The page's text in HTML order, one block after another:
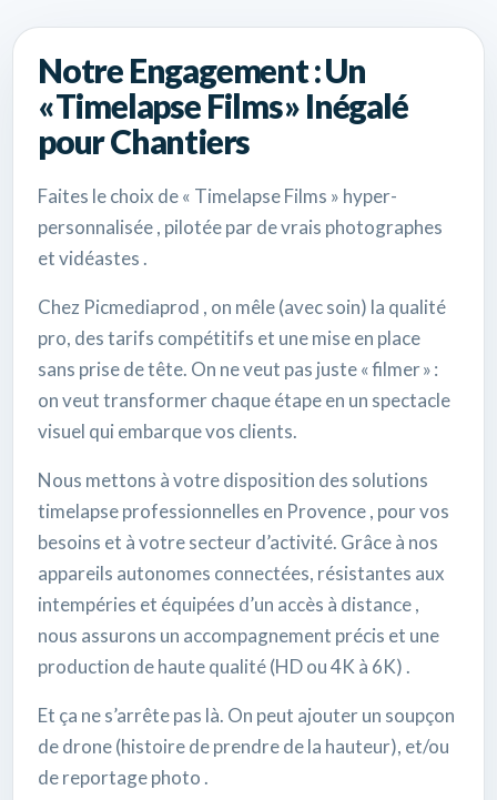
Notre Engagement : Un
« Timelapse Films » Inégalé
pour Chantiers
Faites le choix de « Timelapse Films » hyper-
personnalisée , pilotée par de vrais photographes
et vidéastes .
Chez Picmediaprod , on mêle (avec soin) la qualité
pro, des tarifs compétitifs et une mise en place
sans prise de tête. On ne veut pas juste « filmer » :
on veut transformer chaque étape en un spectacle
visuel qui embarque vos clients.
Nous mettons à votre disposition des solutions
timelapse professionnelles en Provence , pour vos
besoins et à votre secteur d’activité. Grâce à nos
appareils autonomes connectées, résistantes aux
intempéries et équipées d’un accès à distance ,
nous assurons un accompagnement précis et une
production de haute qualité (HD ou 4K à 6K) .
Et ça ne s’arrête pas là. On peut ajouter un soupçon
de drone (histoire de prendre de la hauteur), et/ou
de reportage photo .